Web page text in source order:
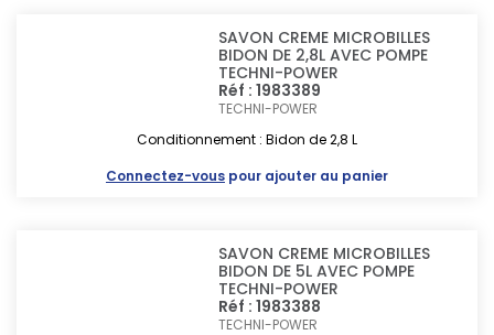
SAVON CREME MICROBILLES
BIDON DE 2,8L AVEC POMPE
TECHNI-POWER
Réf : 1983389
TECHNI-POWER
Conditionnement : Bidon de 2,8 L
Connectez-vous pour ajouter au panier
SAVON CREME MICROBILLES
BIDON DE 5L AVEC POMPE
TECHNI-POWER
Réf : 1983388
TECHNI-POWER